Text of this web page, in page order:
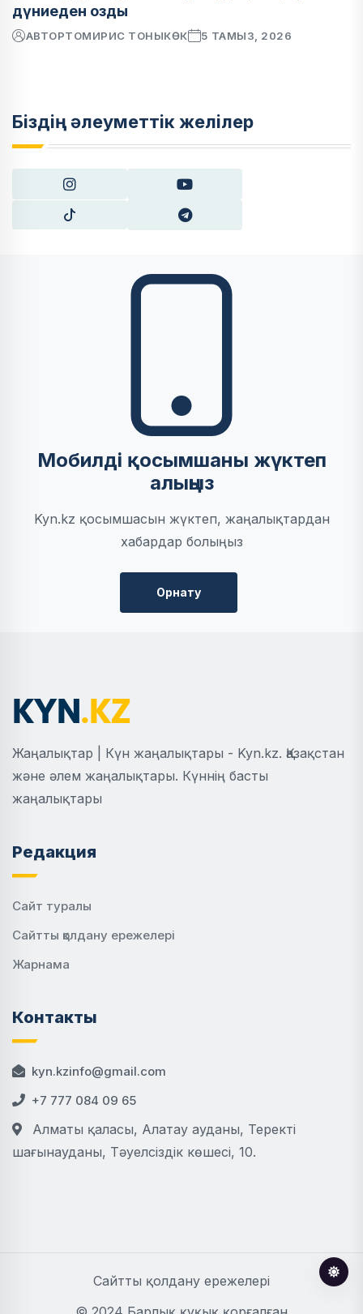
дүниеден озды
АВТОРТОМИРИС ТОНЫКӨК 5 ТАМЫЗ, 2026
Біздің әлеуметтік желілер
Мобилді қосымшаны жүктеп
алыңыз
Kyn.kz қосымшасын жүктеп, жаңалықтардан
хабардар болыңыз
Орнату
Жаңалықтар | Күн жаңалықтары - Kyn.kz. Қазақстан
және әлем жаңалықтары. Күннің басты
жаңалықтары
Редакция
Сайт туралы
Сайтты қолдану ережелері
Жарнама
Контакты
kyn.kzinfo@gmail.com
+7 777 084 09 65
Алматы қаласы, Алатау ауданы, Теректі
шағынауданы, Тәуелсіздік көшесі, 10.
Сайтты қолдану ережелері